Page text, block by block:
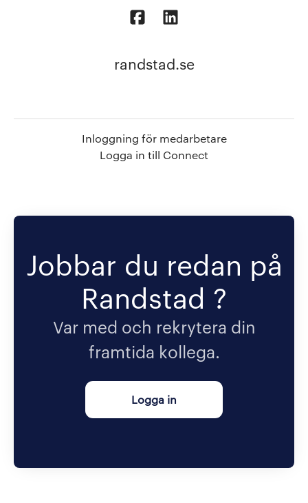
randstad.se
Inloggning för medarbetare
Logga in till Connect
Jobbar du redan på
Randstad ?
Var med och rekrytera din
framtida kollega.
Logga in